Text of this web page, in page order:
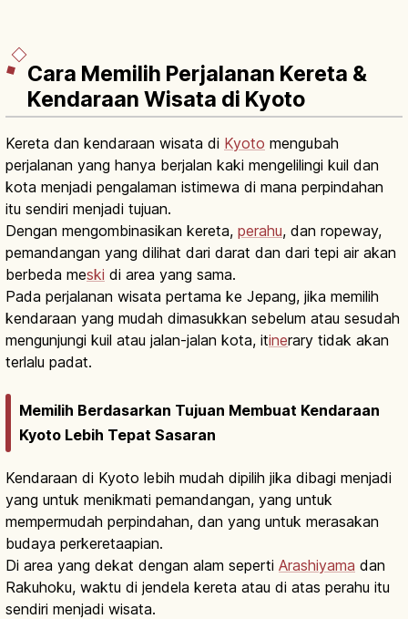
Cara Memilih Perjalanan Kereta &
Kendaraan Wisata di Kyoto
Kereta dan kendaraan wisata di Kyoto mengubah
perjalanan yang hanya berjalan kaki mengelilingi kuil dan
kota menjadi pengalaman istimewa di mana perpindahan
itu sendiri menjadi tujuan.
Dengan mengombinasikan kereta, perahu, dan ropeway,
pemandangan yang dilihat dari darat dan dari tepi air akan
berbeda meski di area yang sama.
Pada perjalanan wisata pertama ke Jepang, jika memilih
kendaraan yang mudah dimasukkan sebelum atau sesudah
mengunjungi kuil atau jalan-jalan kota, itinerary tidak akan
terlalu padat.
Memilih Berdasarkan Tujuan Membuat Kendaraan
Kyoto Lebih Tepat Sasaran
Kendaraan di Kyoto lebih mudah dipilih jika dibagi menjadi
yang untuk menikmati pemandangan, yang untuk
mempermudah perpindahan, dan yang untuk merasakan
budaya perkeretaapian.
Di area yang dekat dengan alam seperti Arashiyama dan
Rakuhoku, waktu di jendela kereta atau di atas perahu itu
sendiri menjadi wisata.